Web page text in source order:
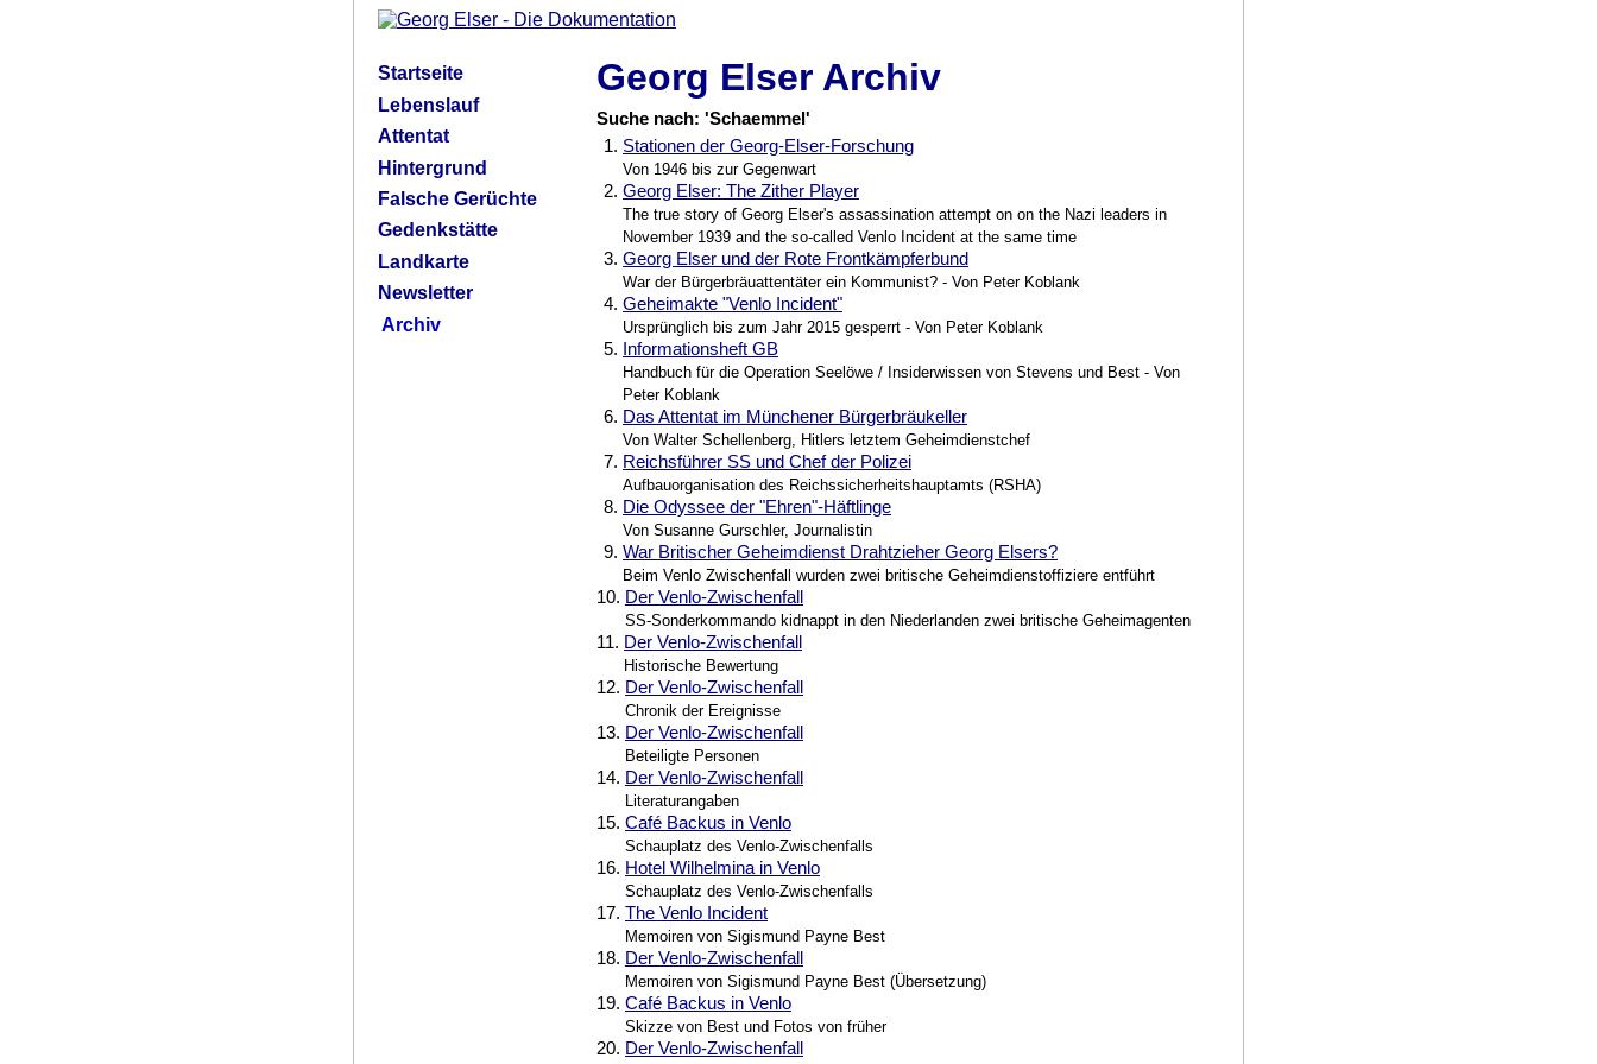
Startseite
Lebenslauf
Attentat
Hintergrund
Falsche Gerüchte
Gedenkstätte
Landkarte
Newsletter
Archiv
Georg Elser Archiv
Suche nach: 'Schaemmel'
1. Stationen der Georg-Elser-Forschung
Von 1946 bis zur Gegenwart
2. Georg Elser: The Zither Player
The true story of Georg Elser's assassination attempt on on the Nazi leaders in
November 1939 and the so-called Venlo Incident at the same time
3. Georg Elser und der Rote Frontkämpferbund
War der Bürgerbräuattentäter ein Kommunist? - Von Peter Koblank
4. Geheimakte "Venlo Incident"
Ursprünglich bis zum Jahr 2015 gesperrt - Von Peter Koblank
5. Informationsheft GB
Handbuch für die Operation Seelöwe / Insiderwissen von Stevens und Best - Von
Peter Koblank
6. Das Attentat im Münchener Bürgerbräukeller
Von Walter Schellenberg, Hitlers letztem Geheimdienstchef
7. Reichsführer SS und Chef der Polizei
Aufbauorganisation des Reichssicherheitshauptamts (RSHA)
8. Die Odyssee der "Ehren"-Häftlinge
Von Susanne Gurschler, Journalistin
9. War Britischer Geheimdienst Drahtzieher Georg Elsers?
Beim Venlo Zwischenfall wurden zwei britische Geheimdienstoffiziere entführt
10. Der Venlo-Zwischenfall
SS-Sonderkommando kidnappt in den Niederlanden zwei britische Geheimagenten
11. Der Venlo-Zwischenfall
Historische Bewertung
12. Der Venlo-Zwischenfall
Chronik der Ereignisse
13. Der Venlo-Zwischenfall
Beteiligte Personen
14. Der Venlo-Zwischenfall
Literaturangaben
15. Café Backus in Venlo
Schauplatz des Venlo-Zwischenfalls
16. Hotel Wilhelmina in Venlo
Schauplatz des Venlo-Zwischenfalls
17. The Venlo Incident
Memoiren von Sigismund Payne Best
18. Der Venlo-Zwischenfall
Memoiren von Sigismund Payne Best (Übersetzung)
19. Café Backus in Venlo
Skizze von Best und Fotos von früher
20. Der Venlo-Zwischenfall